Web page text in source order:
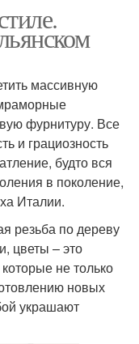
массивную
фурнитуру. Все
и грациозность
будто вся
в поколение,
Италии.
резьба по дереву
цветы – это
не только
новых
украшают